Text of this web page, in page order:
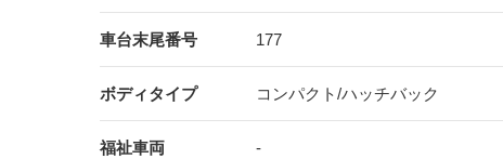
車台末尾番号 177
ボディタイプ コンパクト/ハッチバック
福祉車両 -